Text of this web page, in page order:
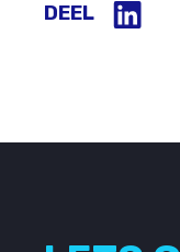
DEEL